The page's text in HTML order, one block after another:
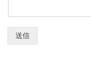
送信